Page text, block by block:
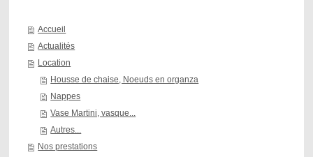
Accueil
Actualités
Location
Housse de chaise, Noeuds en organza
Nappes
Vase Martini, vasque...
Autres...
Nos prestations